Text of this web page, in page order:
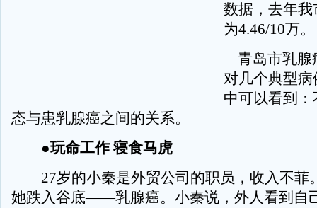
数据，去年
为4.46/10万。
青岛市乳腺
对几个典型
中可以看到
态与患乳腺癌之间的关系。
●玩命工作 寝食马虎
27岁的小秦是外贸公司的职员，收入不菲
她跌入谷底——乳腺癌。小秦说，外人看到自